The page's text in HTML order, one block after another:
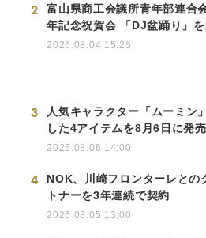
2
富山県商工会議所青年部連合
年記念祝賀会 「DJ盆踊り」
2026.08.04 15:25
3
人気キャラクター「ムーミン
した4アイテムを8月6日に発売
2026.08.06 14:00
4
NOK、川崎フロンターレとの
トナーを3年連続で契約
2026.08.05 13:00